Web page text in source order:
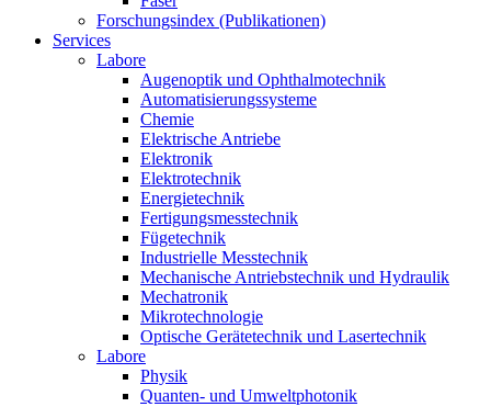
Forschungsindex (Publikationen)
Services
Labore
Augenoptik und Ophthalmotechnik
Automatisierungssysteme
Chemie
Elektrische Antriebe
Elektronik
Elektrotechnik
Energietechnik
Fertigungsmesstechnik
Fügetechnik
Industrielle Messtechnik
Mechanische Antriebstechnik und Hydraulik
Mechatronik
Mikrotechnologie
Optische Gerätetechnik und Lasertechnik
Labore
Physik
Quanten- und Umweltphotonik